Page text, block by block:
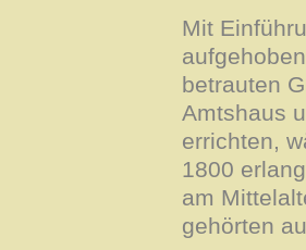
Mit
betrauten
Amtshaus
errichten,
1800
am
gehörten